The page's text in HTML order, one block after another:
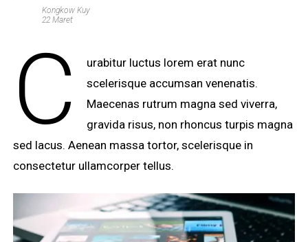
Kongkow Kuy
22 Maret
C
urabitur luctus lorem erat nunc
scelerisque accumsan venenatis.
Maecenas rutrum magna sed viverra,
gravida risus, non rhoncus turpis magna
sed lacus. Aenean massa tortor, scelerisque in
consectetur ullamcorper tellus.